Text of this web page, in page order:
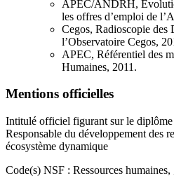
APEC/ANDRH,
les offres d’emploi de
Cegos, Radioscopie des
l’Observatoire Cegos,
APEC, Référentiel des
Humaines, 2011.
Mentions officielles
Intitulé officiel figurant sur le
Responsable du développement des
écosystème dynamique
Code(s) NSF : Ressources